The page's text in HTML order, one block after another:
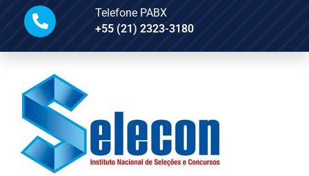
Telefone PABX
+55 (21) 2323-3180